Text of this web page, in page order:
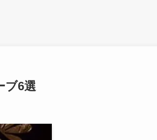
ブ6選